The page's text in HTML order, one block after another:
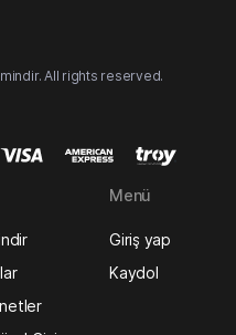
All rights reserved.
Menü
Giriş yap
Kaydol